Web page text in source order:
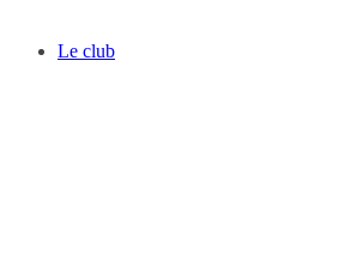
Le club